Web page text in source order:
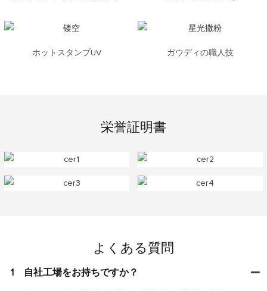
ホットスタンプUV ガウディの職人技
栄誉証​​明書
よくある質問
1 自社工場をお持ちですか？